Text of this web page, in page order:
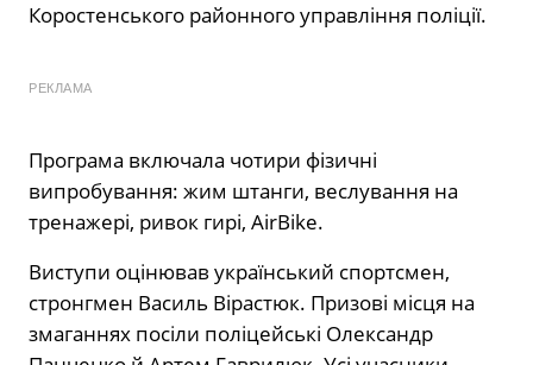
Коростенського районного управління поліції.
РЕКЛАМА
Програма включала чотири фізичні
випробування: жим штанги, веслування на
тренажері, ривок гирі, AirBike.
Виступи оцінював український спортсмен,
стронгмен Василь Вірастюк. Призові місця на
змаганнях посіли поліцейські Олександр